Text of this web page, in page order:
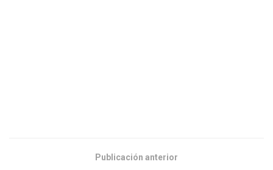
Publicación anterior